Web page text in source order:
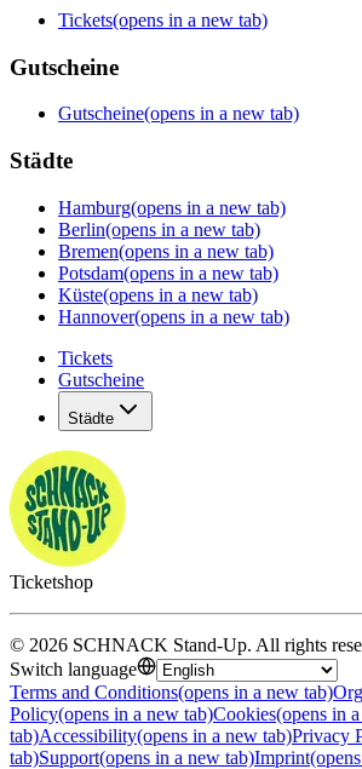
Tickets(opens in a new tab)
Gutscheine
Gutscheine(opens in a new tab)
Städte
Hamburg(opens in a new tab)
Berlin(opens in a new tab)
Bremen(opens in a new tab)
Potsdam(opens in a new tab)
Küste(opens in a new tab)
Hannover(opens in a new tab)
Tickets
Gutscheine
Städte
Ticketshop
© 2026 SCHNACK Stand-Up. All rights
Switch language
Terms and Conditions(opens in a new tab)
Policy(opens in a new tab)Cookies(opens in
tab)Accessibility(opens in a new tab)Privacy
tab)Support(opens in a new tab)Imprint